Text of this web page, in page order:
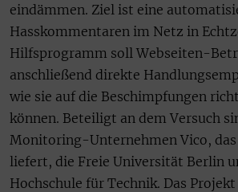
eindämmen. Ziel ist eine
Hasskommentaren im Netz in
Hilfsprogramm soll Webseiten-
anschließend direkte
wie sie auf die Beschimpfungen
können. Beteiligt an dem Versuch
Monitoring-Unternehmen Vico, das
liefert, die Freie Universität Berlin
Hochschule für Technik. Das